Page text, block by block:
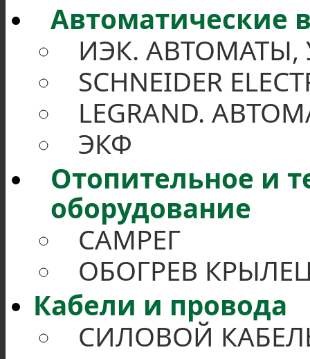
Автоматические
ИЭК.
SCHNEIDER
LEGRAND.
ЭКФ
Отопительное и
оборудование
САМРЕГ
ОБОГРЕВ
Кабели и провода
СИЛОВОЙ